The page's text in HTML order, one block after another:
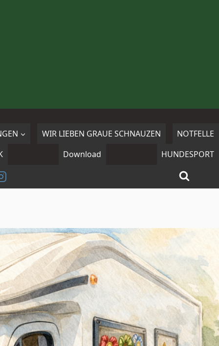
WIR LIEBEN GRAUE SCHNAUZEN
NOTFELLE
Download HUNDESPORT